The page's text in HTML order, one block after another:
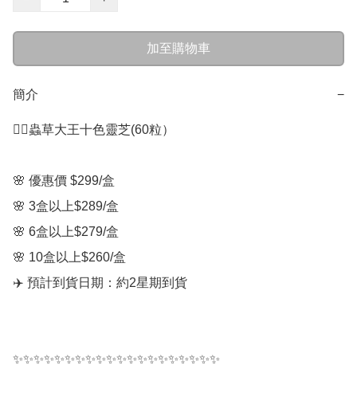
加至購物車
簡介 −
❤️‍🔥蟲草大王十色靈芝(60粒）
🌸 優惠價 $299/盒
🌸 3盒以上$289/盒
🌸 6盒以上$279/盒
🌸 10盒以上$260/盒
✈️ 預計到貨日期：約2星期到貨
✨✨✨✨✨✨✨✨✨✨✨✨✨✨✨✨✨✨✨✨